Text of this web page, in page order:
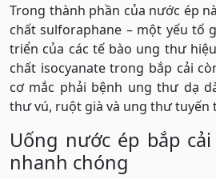
Trong thành phần của nước ép
chất sulforaphane – một yếu tố
triển của các tế bào ung thư
chất isocyanate trong bắp cải
cơ mắc phải bệnh ung thư dạ
thư vú, ruột già và ung thư tuyến
Uống nước ép bắp
nhanh chóng